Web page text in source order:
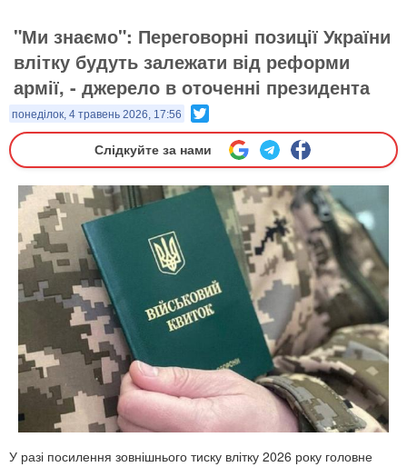
"Ми знаємо": Переговорні позиції України
влітку будуть залежати від реформи
армії, - джерело в оточенні президента
понеділок, 4 травень 2026, 17:56
Слідкуйте за нами
У разі посилення зовнішнього тиску влітку 2026 року головне